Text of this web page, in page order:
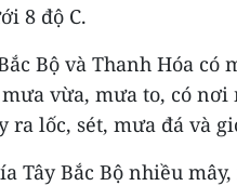
8 độ C.
Bộ và Thanh Hóa có
mưa vừa, mưa to, có
ra lốc, sét, mưa đá và
Tây Bắc Bộ nhiều